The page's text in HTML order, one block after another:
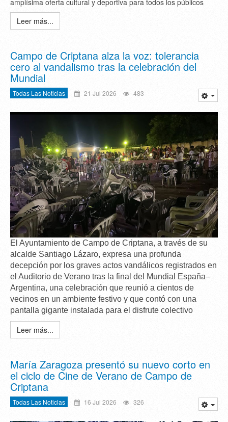
Leer más...
Campo de Criptana alza la voz: tolerancia
cero al vandalismo tras la celebración del
Mundial
Todas Las Noticias 21 Jul 2026 483
El Ayuntamiento de Campo de Criptana, a través de su
alcalde Santiago Lázaro, expresa una profunda
decepción por los graves actos vandálicos registrados en
el Auditorio de Verano tras la final del Mundial España–
Argentina, una celebración que reunió a cientos de
vecinos en un ambiente festivo y que contó con una
pantalla gigante instalada para el disfrute colectivo
Leer más...
María Zaragoza presentó su nuevo corto en
el ciclo de Cine de Verano de Campo de
Criptana
Todas Las Noticias 16 Jul 2026 326